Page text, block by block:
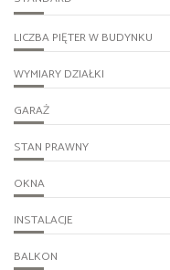
LICZBA PIĘTER W BUDYNKU
WYMIARY DZIAŁKI
GARAŻ
STAN PRAWNY
OKNA
INSTALACJE
BALKON